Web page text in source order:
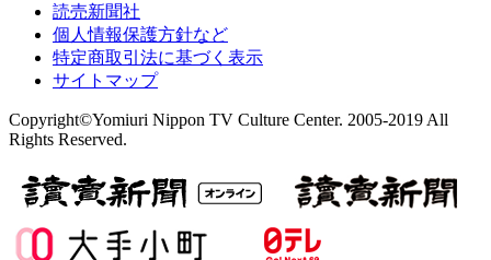
読売新聞社
個人情報保護方針など
特定商取引法に基づく表示
サイトマップ
Copyright©Yomiuri Nippon TV Culture Center. 2005-2019 All
Rights Reserved.